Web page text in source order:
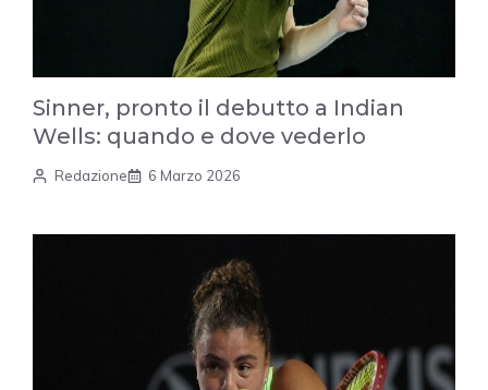
Sinner, pronto il debutto a Indian
Wells: quando e dove vederlo
Redazione 6 Marzo 2026